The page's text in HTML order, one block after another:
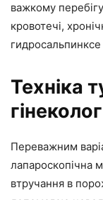
важкому
кровотечі,
Техніка
Переважним
лапароскопічна
втручання в